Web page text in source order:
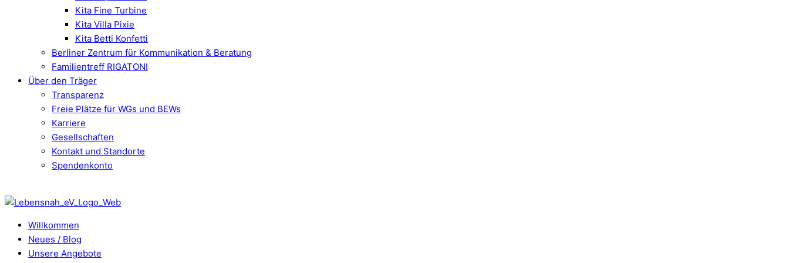
Kita Fine Turbine
Kita Villa Pixie
Kita Betti Konfetti
Berliner Zentrum für Kommunikation & Beratung
Familientreff RIGATONI
Über den Träger
Transparenz
Freie Plätze für WGs und BEWs
Karriere
Gesellschaften
Kontakt und Standorte
Spendenkonto
Willkommen
Neues / Blog
Unsere Angebote